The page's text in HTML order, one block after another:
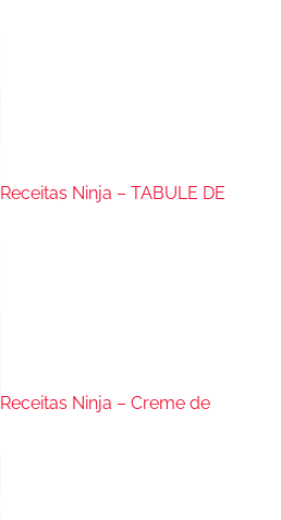
Receitas Ninja – TABULE DE
Receitas Ninja – Creme de